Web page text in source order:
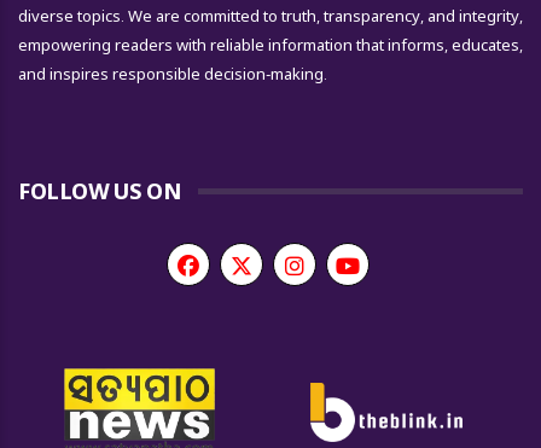
diverse topics. We are committed to truth, transparency, and integrity,
empowering readers with reliable information that informs, educates,
and inspires responsible decision-making.
FOLLOW US ON